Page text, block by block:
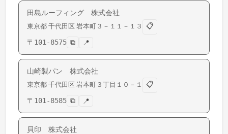
田島ルーフィング 株式会社
東京都 千代田区 岩本町 ３－１１－１３
📋
〒 101-8575 ⧉ 📍
山崎製パン 株式会社
東京都 千代田区 岩本町 ３丁目１０－１
📋
〒 101-8585 ⧉ 📍
貝印 株式会社